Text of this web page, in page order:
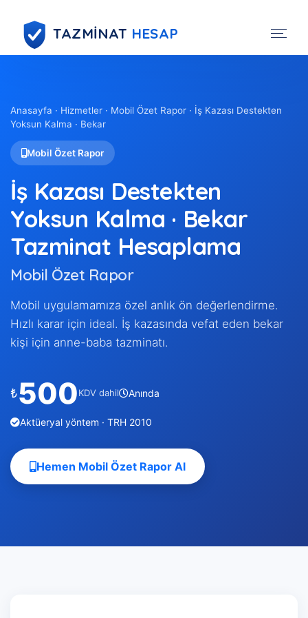
TAZMİNAT HESAP
Anasayfa · Hizmetler · Mobil Özet Rapor · İş Kazası Destekten
Yoksun Kalma · Bekar
Mobil Özet Rapor
İş Kazası Destekten
Yoksun Kalma · Bekar
Tazminat Hesaplama
Mobil Özet Rapor
Mobil uygulamamıza özel anlık ön değerlendirme.
Hızlı karar için ideal. İş kazasında vefat eden bekar
kişi için anne-baba tazminatı.
₺500KDV dahil Anında
Aktüeryal yöntem · TRH 2010
Hemen Mobil Özet Rapor Al